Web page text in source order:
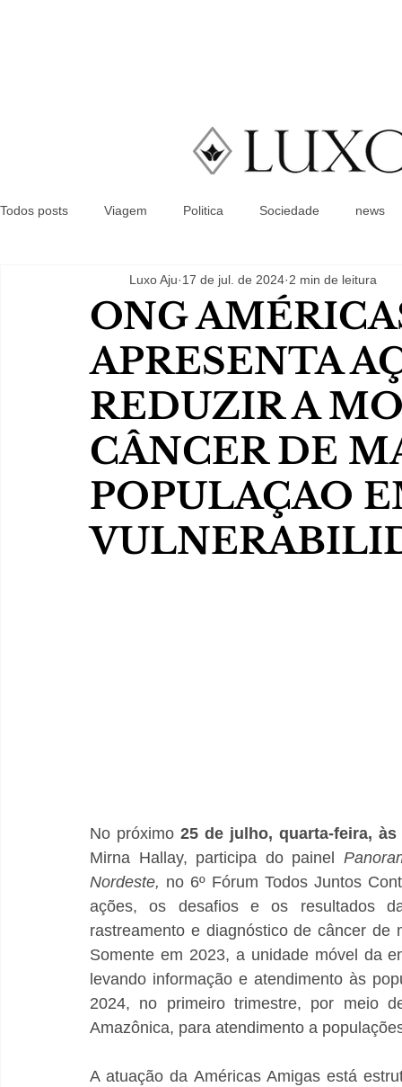
Todos posts Viagem Politica Sociedade news
ONG
APRESENTA
REDUZIR A
CÂNCER DE
POPULAÇAO
Luxo Aju 17 de jul. de 2024 2 min de leitura
No próximo 25 de julho, quarta-feira, às
Mirna Hallay, participa do painel
Nordeste, no 6º Fórum Todos Juntos
ações, os desafios e os resultados
rastreamento e diagnóstico de câncer
Somente em 2023, a unidade móvel da
levando informação e atendimento às
2024, no primeiro trimestre, por meio
Amazônica, para atendimento a
A atuação da Américas Amigas está